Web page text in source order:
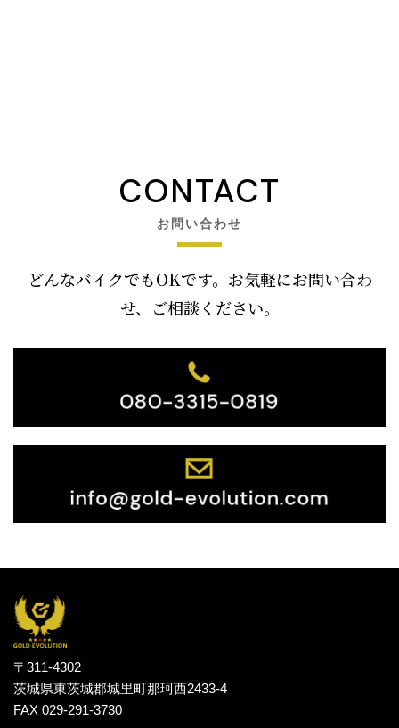
CONTACT
お問い合わせ
どんなバイクでもOKです。お気軽にお問い合わ
せ、ご相談ください。
〒311-4302
茨城県東茨城郡城里町那珂西2433-4
FAX 029-291-3730